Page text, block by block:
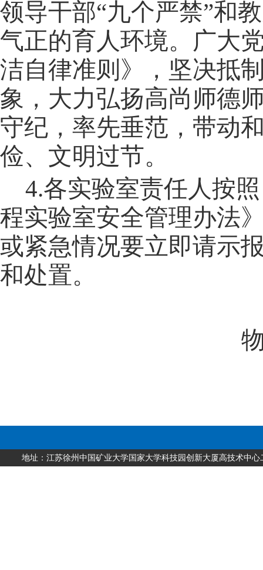
领导干部“九个严禁”和
气正的育人环境。广大
洁自律准则》，坚决抵
象，大力弘扬高尚师德
守纪，率先垂范，带动
俭、文明过节。
4.各实验室责任人按
程实验室安全管理办法
或紧急情况要立即请示
和处置。
物联网
地址：江苏徐州中国矿业大学国家大学科技园创新大厦高技术